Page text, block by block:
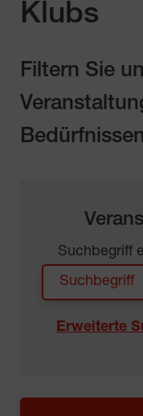
Klubs
Filtern Sie
Suchbegriff
Erweiterte